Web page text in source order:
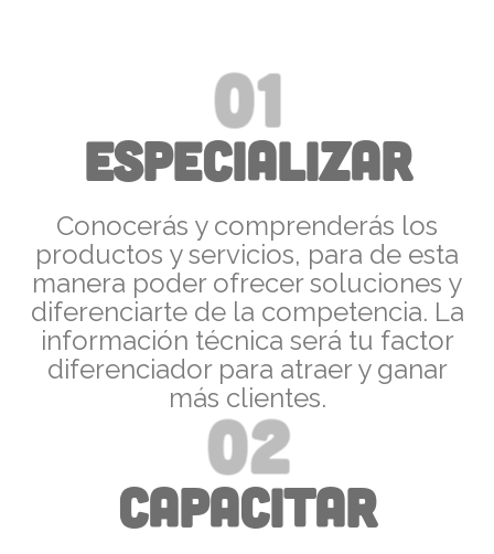
01
ESPECIALIZAR
Conocerás y comprenderás los
productos y servicios, para de esta
manera poder ofrecer soluciones y
diferenciarte de la competencia. La
información técnica será tu factor
diferenciador para atraer y ganar
más clientes.
02
CAPACITAR